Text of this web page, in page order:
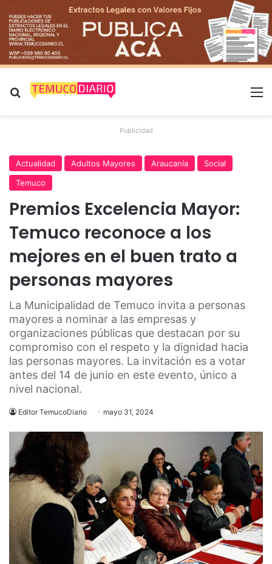
Buscar por
Publicidad
Actualidad Adultos Mayores Araucanía
Social
Temuco
Premios Excelencia Mayor:
Temuco reconoce a los
mejores en el buen trato a
personas mayores
La Municipalidad de Temuco invita a personas
mayores a nominar a las empresas y
organizaciones públicas que destacan por su
compromiso con el respeto y la dignidad hacia
las personas mayores. La invitación es a votar
antes del 14 de junio en este evento, único a
nivel nacional.
Editor TemucoDiario mayo 31, 2024